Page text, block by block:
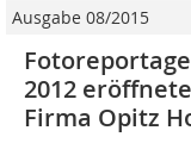
Ausgabe 08/2015
2012
Firma Opitz